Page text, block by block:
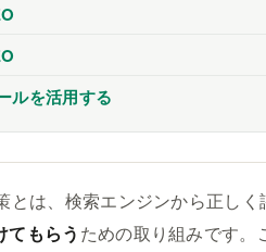
ルを活用する
とは、検索エンジンから正しく
てもらう ための取り組みです